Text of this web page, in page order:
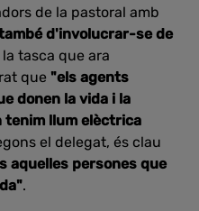
de la pastoral amb
d'involucrar-se de
la tasca que ara
que "els agents
donen la vida i la
tenim llum elèctrica
el delegat, és clau
aquelles persones que
.